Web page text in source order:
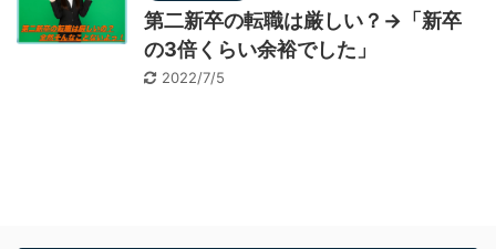
第二新卒の転職は厳しい？→「新卒
の3倍くらい余裕でした」
2022/7/5